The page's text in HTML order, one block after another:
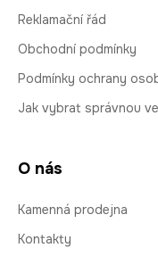
Reklamační řád
Obchodní podmínky
Podmínky ochrany
Jak vybrat správnou
O nás
Kamenná prodejna
Kontakty